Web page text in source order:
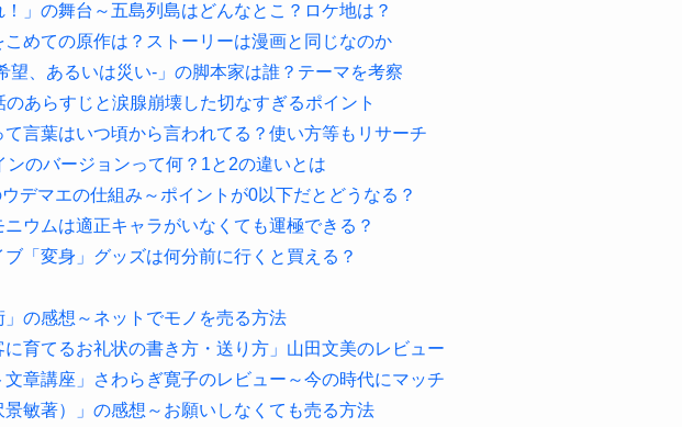
」の舞台～五島列島はどんなとこ？ロケ地は？
めての原作は？ストーリーは漫画と同じなのか
望、あるいは災い-」の脚本家は誰？テーマを考察
のあらすじと涙腺崩壊した切なすぎるポイント
言葉はいつ頃から言われてる？使い方等もリサーチ
ンのバージョンって何？1と2の違いとは
デマエの仕組み～ポイントが0以下だとどうなる？
ウムは適正キャラがいなくても運極できる？
「変身」グッズは何分前に行くと買える？
」の感想～ネットでモノを売る方法
に育てるお礼状の書き方・送り方」山田文美のレビュー
文章講座」さわらぎ寛子のレビュー～今の時代にマッチ
景敏著）」の感想～お願いしなくても売る方法